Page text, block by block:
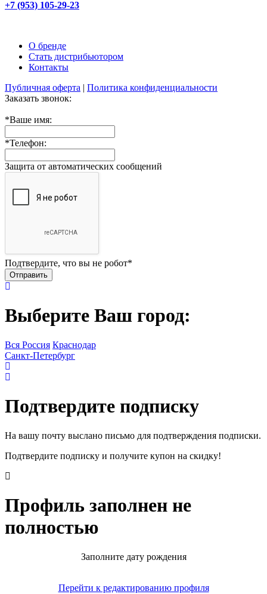
+7 (953) 105-29-23
О бренде
Стать дистрибьютором
Контакты
Публичная оферта | Политика конфиденциальности
Заказать звонок:
*Ваше имя:
*Телефон:
Защита от автоматических сообщений
Подтвердите, что вы не робот*
Выберите Ваш город:
Вся Россия Краснодар
Санкт-Петербург
Подтвердите подписку
На вашу почту выслано письмо для подтверждения подписки.
Подтвердите подписку и получите купон на скидку!
Профиль заполнен не
полностью
Заполните дату рождения
Перейти к редактированию профиля